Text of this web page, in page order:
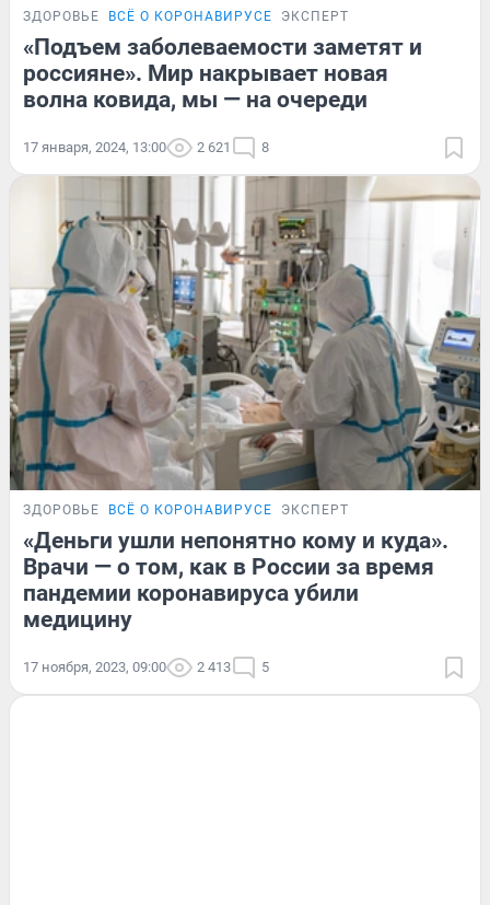
ЗДОРОВЬЕ ВСЁ О КОРОНАВИРУСЕ ЭКСПЕРТ
«Подъем заболеваемости заметят и
россияне». Мир накрывает новая
волна ковида, мы — на очереди
17 января, 2024, 13:00 2 621 8
ЗДОРОВЬЕ ВСЁ О КОРОНАВИРУСЕ ЭКСПЕРТ
«Деньги ушли непонятно кому и куда».
Врачи — о том, как в России за время
пандемии коронавируса убили
медицину
17 ноября, 2023, 09:00 2 413 5